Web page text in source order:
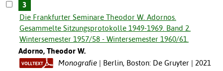
3
Die Frankfurter Seminare Theodor W. Adornos.
Gesammelte Sitzungsprotokolle 1949-1969. Band 2.
Wintersemester 1957/58 - Wintersemester 1960/61.
Adorno, Theodor W.
Monografie
Berlin, Boston: De Gruyter | 2021